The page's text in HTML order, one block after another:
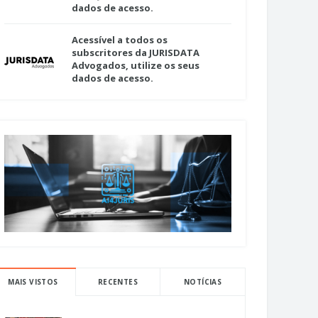
dados de acesso.
Acessível a todos os
subscritores da JURISDATA
Advogados, utilize os seus
dados de acesso.
MAIS VISTOS RECENTES NOTÍCIAS